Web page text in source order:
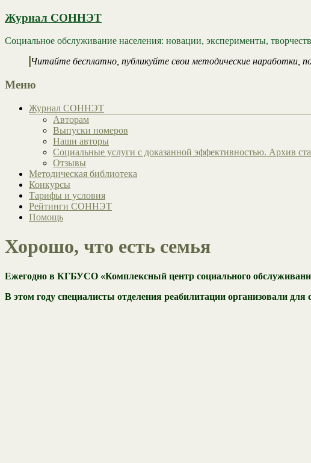
Журнал СОННЭТ
Социальное обслуживание населения: новации, эксперименты,
Читайте бесплатно, публикуйте свои методические наработки,
Меню
Журнал СОННЭТ
Авторам
Выпуски номеров
Наши авторы
Социальные услуги с доказанной эффективностью. Архив
Отзывы
Методическая библиотека
Конкурсы
Тарифы и условия
Рейтинги СОННЭТ
Помощь
Хорошо, что есть семья
Ежегодно в КГБУСО «Комплексный центр социального
В этом году специалисты отделения реабилитации организовали